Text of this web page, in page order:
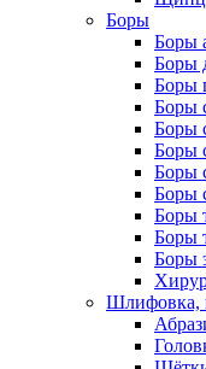
Боры
Боры
Боры
Боры
Боры
Боры
Боры
Боры
Боры
Боры
Боры
Боры
Шлифовка,